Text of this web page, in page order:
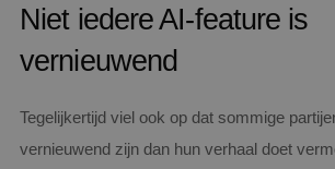
Niet iedere AI-feature is
vernieuwend
Tegelijkertijd viel ook op dat sommige
vernieuwend zijn dan hun verhaal doet